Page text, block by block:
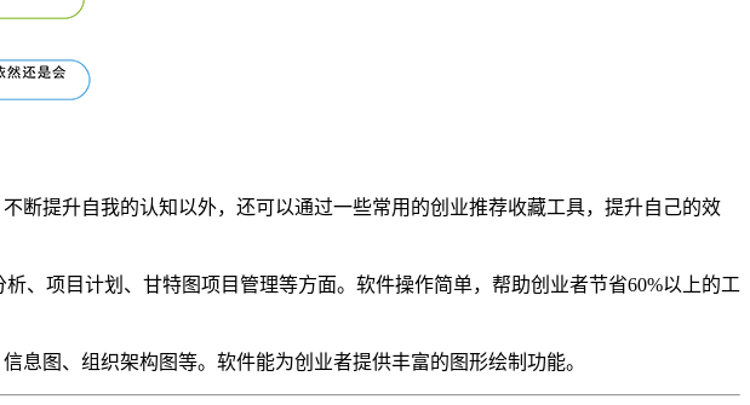
断提升自我的认知以外，还可以通过一些常用的创业推荐收藏工具，提升自己的效
、项目计划、甘特图项目管理等方面。软件操作简单，帮助创业者节省60%以上的工
息图、组织架构图等。软件能为创业者提供丰富的图形绘制功能。